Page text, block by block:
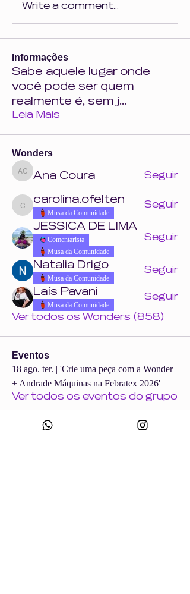
Write a comment...
Informações
Sabe aquele lugar onde
você pode ser quem
realmente é, sem j...
Leia Mais
Wonders
Ana Coura
Ana Coura Seguir
carolina.ofelten
carolina.ofelten
Musa da Comunidade
Seguir
JESSICA DE LIMA
Comentarista
Musa da Comunidade
Seguir
Natalia Drigo
Musa da Comunidade
Seguir
Laís Pavani
Musa da Comunidade
Seguir
Ver todos os Wonders (858)
Eventos
18 ago. ter. | 'Crie uma peça com a Wonder
+ Andrade Máquinas na Febratex 2026'
Ver todos os eventos do grupo